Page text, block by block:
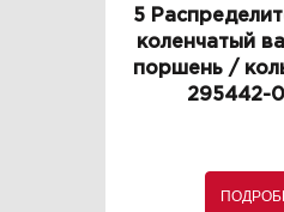
5
коленчатый
поршень /
295442-